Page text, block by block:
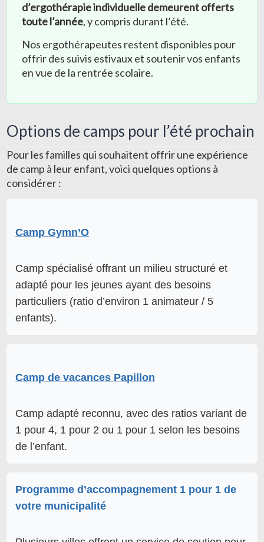
d’ergothérapie individuelle demeurent offerts
toute l’année, y compris durant l’été.
Nos ergothérapeutes restent disponibles pour
offrir des suivis estivaux et soutenir vos enfants
en vue de la rentrée scolaire.
Options de camps pour l’été prochain
Pour les familles qui souhaitent offrir une expérience
de camp à leur enfant, voici quelques options à
considérer :
Camp Gymn’O
Camp spécialisé offrant un milieu structuré et
adapté pour les jeunes ayant des besoins
particuliers (ratio d’environ 1 animateur / 5
enfants).
Camp de vacances Papillon
Camp adapté reconnu, avec des ratios variant de
1 pour 4, 1 pour 2 ou 1 pour 1 selon les besoins
de l’enfant.
Programme d’accompagnement 1 pour 1 de
votre municipalité